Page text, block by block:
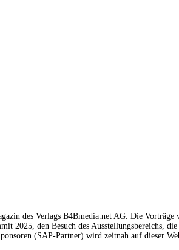
des Verlags B4Bmedia.net AG. Die
2025, den Besuch des Ausstellungsbereichs,
(SAP-Partner) wird zeitnah auf dieser